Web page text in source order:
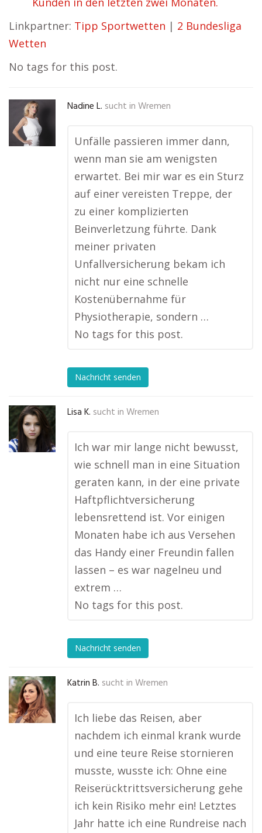
Linkpartner: Tipp Sportwetten | 2 Bundesliga
Wetten
No tags for this post.
Nadine L. sucht in Wremen
Unfälle passieren immer dann,
wenn man sie am wenigsten
erwartet. Bei mir war es ein Sturz
auf einer vereisten Treppe, der
zu einer komplizierten
Beinverletzung führte. Dank
meiner privaten
Unfallversicherung bekam ich
nicht nur eine schnelle
Kostenübernahme für
Physiotherapie, sondern …
No tags for this post.
Nachricht senden
Lisa K. sucht in Wremen
Ich war mir lange nicht bewusst,
wie schnell man in eine Situation
geraten kann, in der eine private
Haftpflichtversicherung
lebensrettend ist. Vor einigen
Monaten habe ich aus Versehen
das Handy einer Freundin fallen
lassen – es war nagelneu und
extrem …
No tags for this post.
Nachricht senden
Katrin B. sucht in Wremen
Ich liebe das Reisen, aber
nachdem ich einmal krank wurde
und eine teure Reise stornieren
musste, wusste ich: Ohne eine
Reiserücktrittsversicherung gehe
ich kein Risiko mehr ein! Letztes
Jahr hatte ich eine Rundreise nach